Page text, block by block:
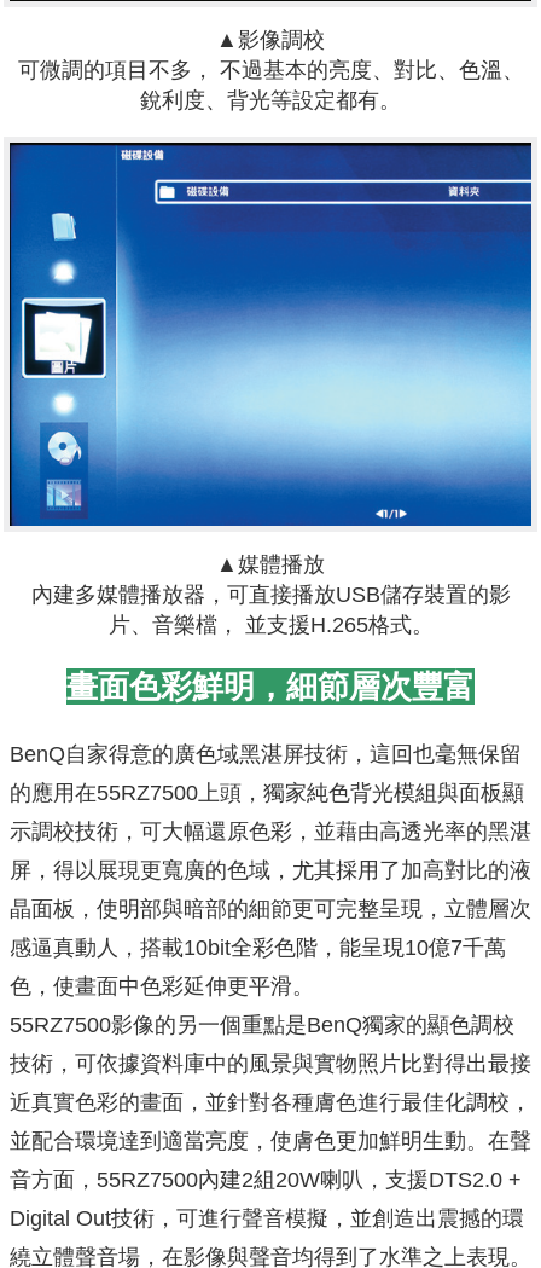
▲影像調校
可微調的項目不多， 不過基本的亮度、對比、色溫、
銳利度、背光等設定都有。
▲媒體播放
內建多媒體播放器，可直接播放USB儲存裝置的影
片、音樂檔， 並支援H.265格式。
畫面色彩鮮明，細節層次豐富
BenQ自家得意的廣色域黑湛屏技術，這回也毫無保留
的應用在55RZ7500上頭，獨家純色背光模組與面板顯
示調校技術，可大幅還原色彩，並藉由高透光率的黑湛
屏，得以展現更寬廣的色域，尤其採用了加高對比的液
晶面板，使明部與暗部的細節更可完整呈現，立體層次
感逼真動人，搭載10bit全彩色階，能呈現10億7千萬
色，使畫面中色彩延伸更平滑。
55RZ7500影像的另一個重點是BenQ獨家的顯色調校
技術，可依據資料庫中的風景與實物照片比對得出最接
近真實色彩的畫面，並針對各種膚色進行最佳化調校，
並配合環境達到適當亮度，使膚色更加鮮明生動。在聲
音方面，55RZ7500內建2組20W喇叭，支援DTS2.0 +
Digital Out技術，可進行聲音模擬，並創造出震撼的環
繞立體聲音場，在影像與聲音均得到了水準之上表現。